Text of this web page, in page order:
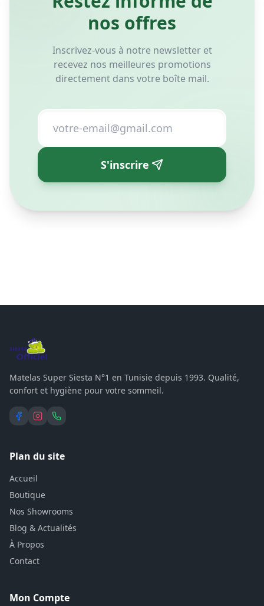
S'inscrire
Plan du site
Accueil
Boutique
Nos Showrooms
Blog & Actualités
Mon Compte
Se connecter
Créer un compte
Mes Commandes
Panier